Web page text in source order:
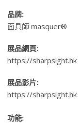
品牌:
面具師 masquer®
展品網頁:
https://sharpsight.hk
展品影片:
https://sharpsight.hk
功能: